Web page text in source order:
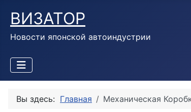
ВИЗАТОР
Новости японской автоиндустрии
Вы здесь: Главная Механическая